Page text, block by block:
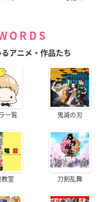
アニメ・作品たち
一覧 鬼滅の刃
室 刀剣乱舞